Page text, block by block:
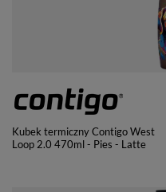
Kubek termiczny Contigo West
Loop 2.0 470ml - Pies - Latte